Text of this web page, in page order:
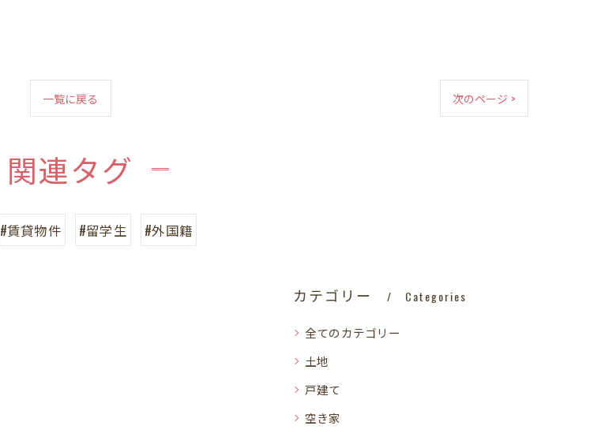
一覧に戻る 次のページ >
関連タグ
#賃貸物件 #留学生 #外国籍
カテゴリー Categories
全てのカテゴリー
土地
戸建て
空き家